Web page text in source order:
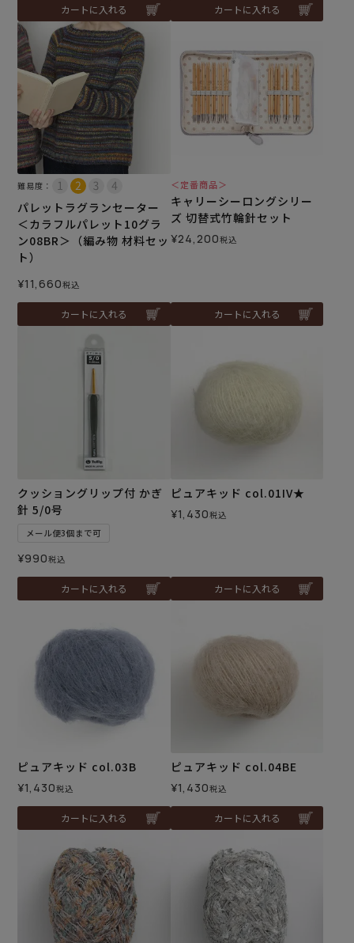
カートに入れる カートに入れる
難易度：
パレットラグランセーター
＜カラフルパレット10グラ
ン08BR＞（編み物 材料セッ
ト）
¥11,660税込
カートに入れる
＜定番商品＞
キャリーシーロングシリー
ズ 切替式竹輪針セット
¥24,200税込
カートに入れる
クッショングリップ付 かぎ
針 5/0号
メール便3個まで可
¥990税込
カートに入れる
ピュアキッド col.01IV★
¥1,430税込
カートに入れる
ピュアキッド col.03B
¥1,430税込
カートに入れる
ピュアキッド col.04BE
¥1,430税込
カートに入れる